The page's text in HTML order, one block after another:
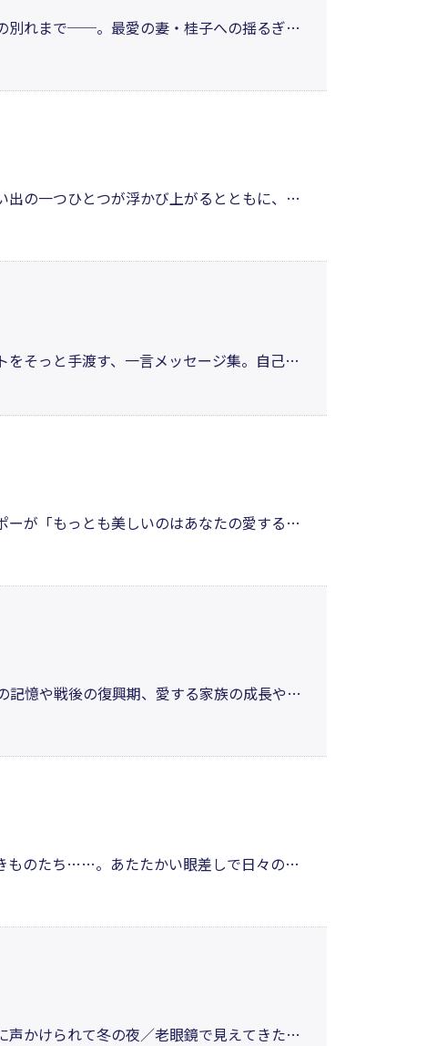
別れまで──。最愛の妻・桂子への揺るぎな
失を抱えながらも、人間の尊厳と希望を静
の一つひとつが浮かび上がるとともに、そ
を振り返ることが、これからあなたが歩い
そっと手渡す、一言メッセージ集。自己肯
励ましまで、どのページから開いても心が
りえとしても楽しむことができる。
が「もっとも美しいのはあなたの愛するも
係を著者はずっと歌っている。人生は言葉
憶や戦後の復興期、愛する家族の成長や病
ない景色や一瞬のきらめきを、深く、瑞々
ものたち……。あたたかい眼差しで日々の連
鳥の声に耳を澄ませ、また、ふと愛する家
かけられて冬の夜／老眼鏡で見えてきた他